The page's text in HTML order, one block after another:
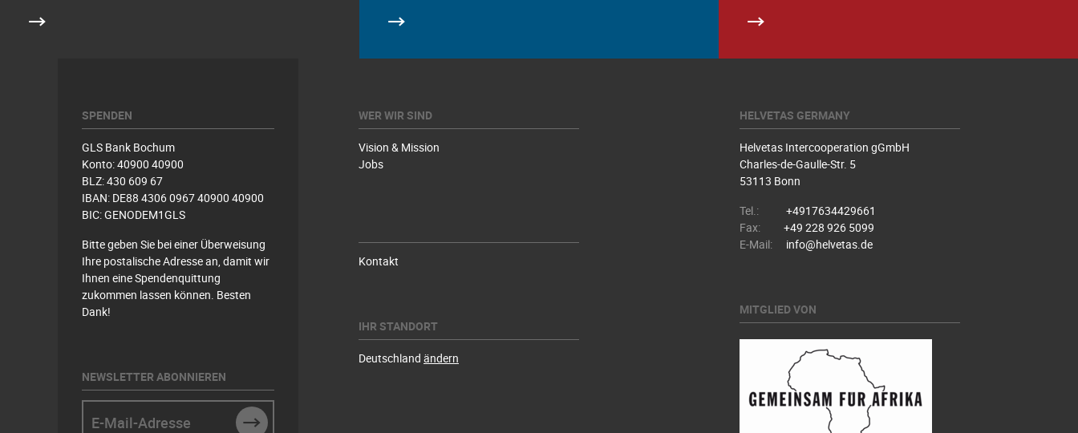
SPENDEN
GLS Bank Bochum
Konto: 40900 40900
BLZ: 430 609 67
IBAN: DE88 4306 0967 40900 40900
BIC: GENODEM1GLS
Bitte geben Sie bei einer Überweisung
Ihre postalische Adresse an, damit wir
Ihnen eine Spendenquittung
zukommen lassen können. Besten
Dank!
NEWSLETTER ABONNIEREN
WER WIR SIND
Vision & Mission
Jobs
Kontakt
IHR STANDORT
Deutschland ändern
HELVETAS GERMANY
Helvetas Intercooperation gGmbH
Charles-de-Gaulle-Str. 5
53113 Bonn
Tel.:
+4917634429661
Fax:
+49 228 926 5099
E-Mail:
info@helvetas.de
MITGLIED VON